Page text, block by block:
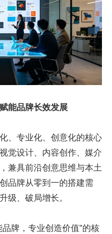
能品牌长效发展
、专业化、创意化的核心
觉设计、内容创作、媒介
兼具前沿创意思维与本土
品牌从零到一的搭建需
级、破局增长。
牌，专业创造价值”的核